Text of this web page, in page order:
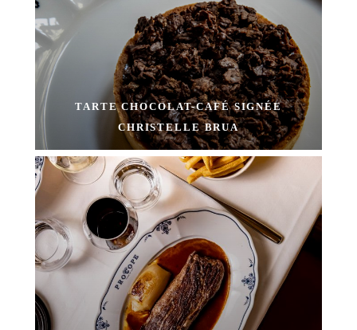
TARTE CHOCOLAT-CAFÉ SIGNÉE
CHRISTELLE BRUA